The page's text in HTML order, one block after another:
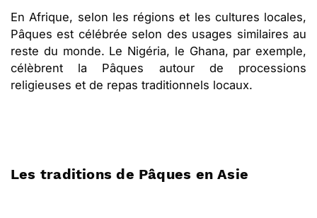
En Afrique, selon les régions et les cultures locales,
Pâques est célébrée selon des usages similaires au
reste du monde. Le Nigéria, le Ghana, par exemple,
célèbrent la Pâques autour de processions
religieuses et de repas traditionnels locaux.
Les traditions de Pâques en Asie